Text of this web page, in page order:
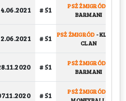
# 51 PSŻ ŻMIGRÓD
BARMANI
# 51 PSŻ ŻMIGRÓD -KLETEN
CLAN
# 51 PSŻ ŻMIGRÓD
BARMANI
# 51 PSŻ ŻMIGRÓD